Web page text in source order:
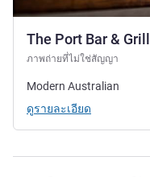
The Port Bar & Grill
ภาพถ่ายที่ไม่ใช่สัญญา
Modern Australian
ดูรายละเอียด